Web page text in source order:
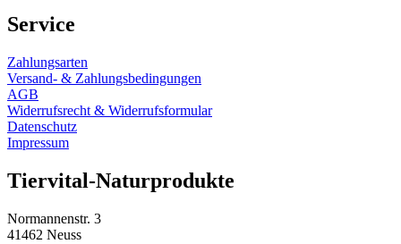
Service
Zahlungsarten
Versand- & Zahlungsbedingungen
AGB
Widerrufsrecht & Widerrufsformular
Datenschutz
Impressum
Tiervital-Naturprodukte
Normannenstr. 3
41462 Neuss